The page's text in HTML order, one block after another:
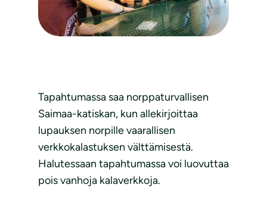
Tapahtumassa saa norppaturvallisen
Saimaa-katiskan, kun allekirjoittaa
lupauksen norpille vaarallisen
verkkokalastuksen välttämisestä.
Halutessaan tapahtumassa voi luovuttaa
pois vanhoja kalaverkkoja.